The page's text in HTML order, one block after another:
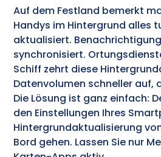
Auf dem Festland bemerkt
Handys im Hintergrund alles
aktualisiert.
synchronisiert.
Schiff zehrt diese
Datenvolumen schneller auf,
Die Lösung ist ganz einfach:
den Einstellungen Ihres
Hintergrundaktualisierung
Bord gehen. Lassen Sie nur